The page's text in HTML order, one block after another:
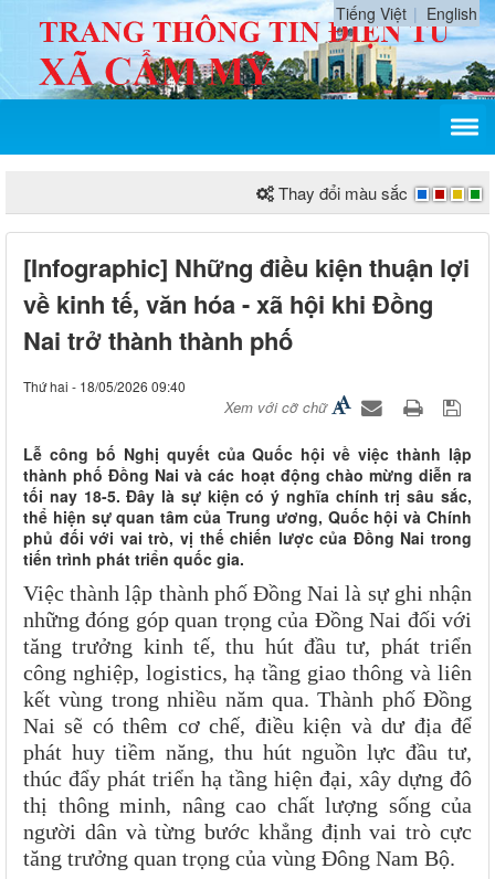
Tiếng Việt English
Thay đổi màu sắc
[Infographic] Những điều kiện thuận lợi
về kinh tế, văn hóa - xã hội khi Đồng
Nai trở thành thành phố
Thứ hai - 18/05/2026 09:40
Xem với cỡ chữ
Lễ công bố Nghị quyết của Quốc hội về việc thành lập
thành phố Đồng Nai và các hoạt động chào mừng diễn ra
tối nay 18-5. Đây là sự kiện có ý nghĩa chính trị sâu sắc,
thể hiện sự quan tâm của Trung ương, Quốc hội và Chính
phủ đối với vai trò, vị thế chiến lược của Đồng Nai trong
tiến trình phát triển quốc gia.
Việc thành lập thành phố Đồng Nai là sự ghi nhận
những đóng góp quan trọng của Đồng Nai đối với
tăng trưởng kinh tế, thu hút đầu tư, phát triển
công nghiệp, logistics, hạ tầng giao thông và liên
kết vùng trong nhiều năm qua. Thành phố Đồng
Nai sẽ có thêm cơ chế, điều kiện và dư địa để
phát huy tiềm năng, thu hút nguồn lực đầu tư,
thúc đẩy phát triển hạ tầng hiện đại, xây dựng đô
thị thông minh, nâng cao chất lượng sống của
người dân và từng bước khẳng định vai trò cực
tăng trưởng quan trọng của vùng Đông Nam Bộ.